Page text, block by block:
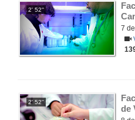
2' 52''
7
2' 52''
de